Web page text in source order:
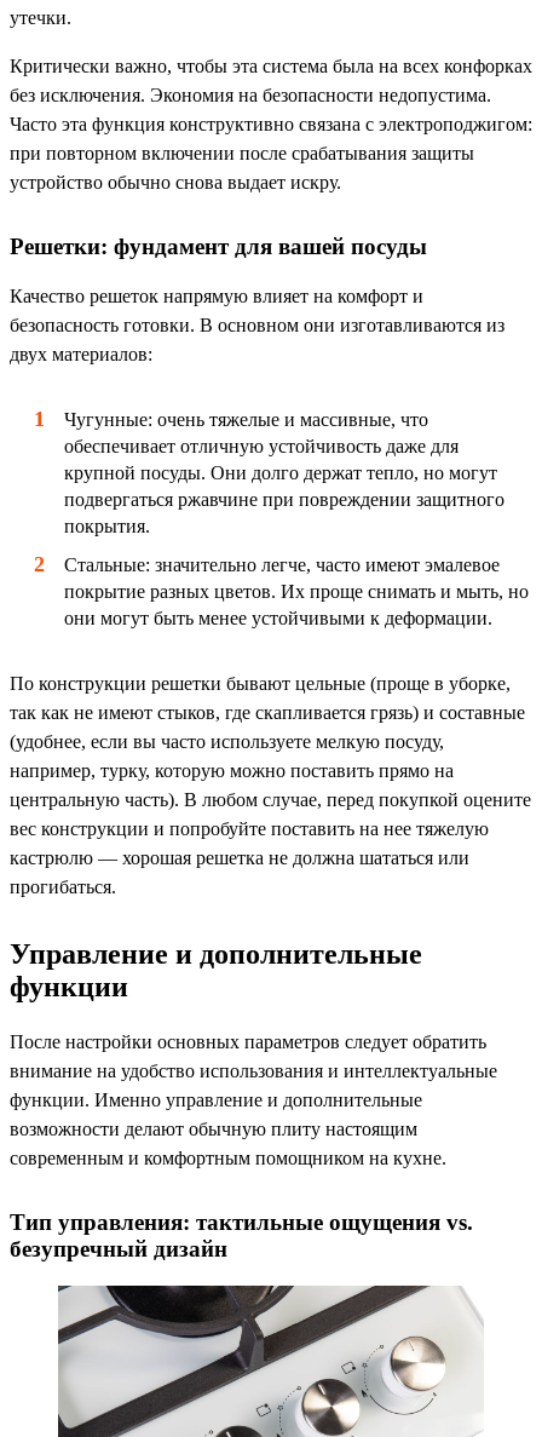
утечки.
Критически важно, чтобы эта система была на всех конфорках
без исключения. Экономия на безопасности недопустима.
Часто эта функция конструктивно связана с электроподжигом:
при повторном включении после срабатывания защиты
устройство обычно снова выдает искру.
Решетки: фундамент для вашей посуды
Качество решеток напрямую влияет на комфорт и
безопасность готовки. В основном они изготавливаются из
двух материалов:
Чугунные: очень тяжелые и массивные, что
обеспечивает отличную устойчивость даже для
крупной посуды. Они долго держат тепло, но могут
подвергаться ржавчине при повреждении защитного
покрытия.
Стальные: значительно легче, часто имеют эмалевое
покрытие разных цветов. Их проще снимать и мыть, но
они могут быть менее устойчивыми к деформации.
По конструкции решетки бывают цельные (проще в уборке,
так как не имеют стыков, где скапливается грязь) и составные
(удобнее, если вы часто используете мелкую посуду,
например, турку, которую можно поставить прямо на
центральную часть). В любом случае, перед покупкой оцените
вес конструкции и попробуйте поставить на нее тяжелую
кастрюлю — хорошая решетка не должна шататься или
прогибаться.
Управление и дополнительные
функции
После настройки основных параметров следует обратить
внимание на удобство использования и интеллектуальные
функции. Именно управление и дополнительные
возможности делают обычную плиту настоящим
современным и комфортным помощником на кухне.
Тип управления: тактильные ощущения vs.
безупречный дизайн